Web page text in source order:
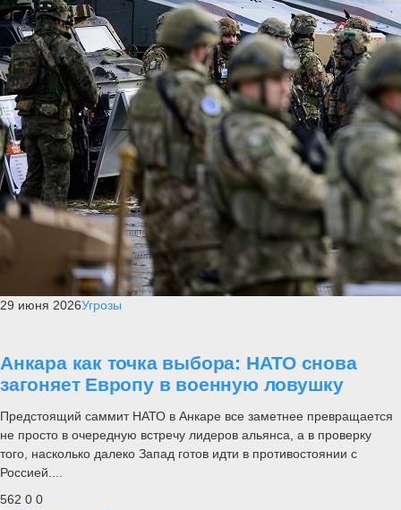
29 июня 2026Угрозы
Анкара как точка выбора: НАТО снова
загоняет Европу в военную ловушку
Предстоящий саммит НАТО в Анкаре все заметнее превращается
не просто в очередную встречу лидеров альянса, а в проверку
того, насколько далеко Запад готов идти в противостоянии с
Россией....
562 0 0